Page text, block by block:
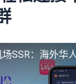
SSR：海外华